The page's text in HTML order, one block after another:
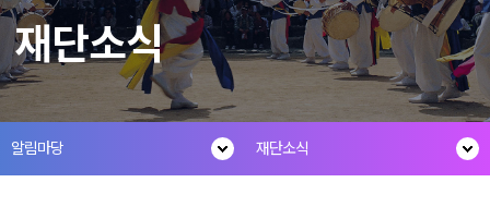
재단소식
알림마당 재단소식